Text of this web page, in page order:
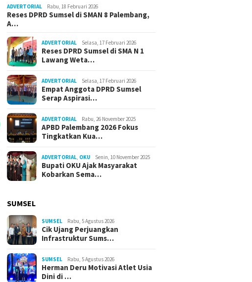
ADVERTORIAL Rabu, 18 Februari 2026
Reses DPRD Sumsel di SMAN 8 Palembang,
A…
ADVERTORIAL Selasa, 17 Februari 2026
Reses DPRD Sumsel di SMA N 1
Lawang Weta…
ADVERTORIAL Selasa, 17 Februari 2026
Empat Anggota DPRD Sumsel
Serap Aspirasi…
ADVERTORIAL Rabu, 26 November 2025
APBD Palembang 2026 Fokus
Tingkatkan Kua…
ADVERTORIAL, OKU Senin, 10 November 2025
Bupati OKU Ajak Masyarakat
Kobarkan Sema…
SUMSEL
SUMSEL Rabu, 5 Agustus 2026
Cik Ujang Perjuangkan
Infrastruktur Sums…
SUMSEL Rabu, 5 Agustus 2026
Herman Deru Motivasi Atlet Usia
Dini di …